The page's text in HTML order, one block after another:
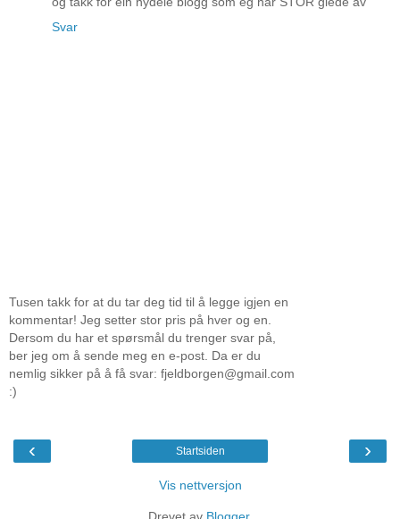
Svar
Tusen takk for at du tar deg tid til å legge igjen en
kommentar! Jeg setter stor pris på hver og en.
Dersom du har et spørsmål du trenger svar på,
ber jeg om å sende meg en e-post. Da er du
nemlig sikker på å få svar: fjeldborgen@gmail.com
:)
‹ ›
Startsiden
Vis nettversjon